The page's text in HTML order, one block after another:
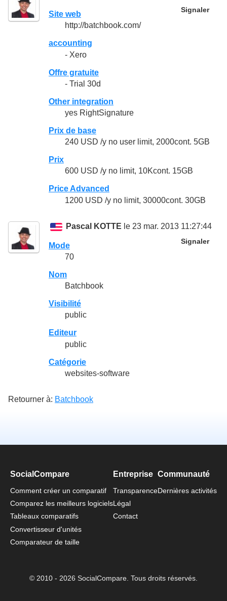
Signaler
Site web
http://batchbook.com/
accounting
- Xero
Offre gratuite
- Trial 30d
Other integration
yes RightSignature
Prix de base
240 USD /y no user limit, 2000cont. 5GB
Prix
600 USD /y no limit, 10Kcont. 15GB
Price Advanced
1200 USD /y no limit, 30000cont. 30GB
Pascal KOTTE le 23 mar. 2013 11:27:44
Signaler
Mode
70
Nom
Batchbook
Visibilité
public
Editeur
public
Catégorie
websites-software
Retourner à: Batchbook
SocialCompare
Comment créer un comparatif
Comparez les meilleurs logiciels
Tableaux comparatifs
Convertisseur d'unités
Comparateur de taille
Entreprise
Transparence
Légal
Contact
Communauté
Dernières activités
© 2010 - 2026 SocialCompare. Tous droits réservés.